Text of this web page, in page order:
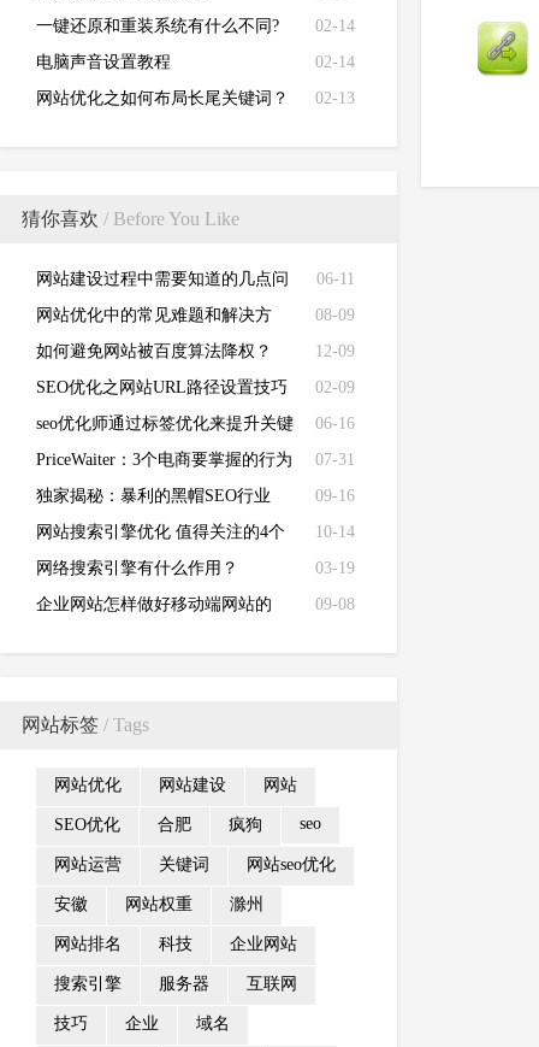
02-14
一键还原和重装系统有什么不同?
02-14
电脑声音设置教程
02-13
网站优化之如何布局长尾关键词？
猜你喜欢 / Before You Like
06-11
网站建设过程中需要知道的几点问
题?
08-09
网站优化中的常见难题和解决方
法！
12-09
如何避免网站被百度算法降权？
02-09
SEO优化之网站URL路径设置技巧
06-16
seo优化师通过标签优化来提升关键
词排名
07-31
PriceWaiter：3个电商要掌握的行为
经济学
09-16
独家揭秘：暴利的黑帽SEO行业
10-14
网站搜索引擎优化 值得关注的4个
策略有哪些？
03-19
网络搜索引擎有什么作用？
09-08
企业网站怎样做好移动端网站的
网站标签 / Tags
网站优化 网站建设 网站
SEO优化 合肥 疯狗 seo
网站运营 关键词 网站seo优化
安徽 网站权重 滁州
网站排名 科技 企业网站
搜索引擎 服务器 互联网
技巧 企业 域名